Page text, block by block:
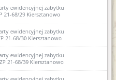
karty ewidencyjnej zabytku
do wojewódzkiej ewidencji
24-68/11 Borowo
postępowania
wydania pozwolenia na
badań powierzchniowych na
miejscowości Gąski
nowej karty ewidencyjnej
ewidencyjnej zabytku
21-68/29 Kiersztanowo
ewidencyjnej zabytku
21-68/30 Kiersztanowo
ewidencyjnej zabytku
21-68/39 Kiersztanowo